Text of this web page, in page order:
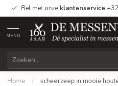
Bel met onze klantenservice
MENU
Home /
scheerzeep in mooie